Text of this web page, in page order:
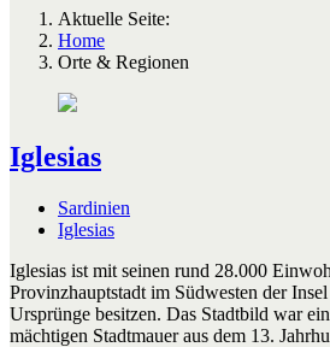
Aktuelle Seite:
Home
Orte & Regionen
Iglesias
Sardinien
Iglesias
Iglesias ist mit seinen rund 28.000
Provinzhauptstadt im Südwesten der
Ursprünge besitzen. Das Stadtbild war
mächtigen Stadtmauer aus dem 13.